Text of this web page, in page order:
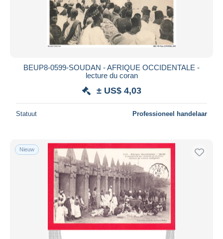
BEUP8-0599-SOUDAN - AFRIQUE OCCIDENTALE -
lecture du coran
± US$ 4,03
Statuut Professioneel handelaar
Nieuw